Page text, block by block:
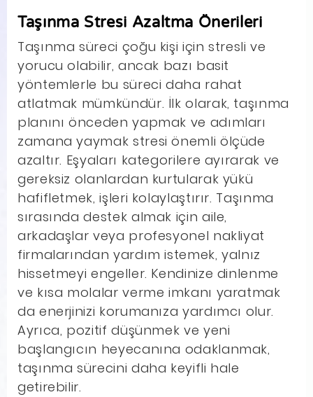
Taşınma Stresi Azaltma Önerileri
Taşınma süreci çoğu kişi için stresli ve
yorucu olabilir, ancak bazı basit
yöntemlerle bu süreci daha rahat
atlatmak mümkündür. İlk olarak, taşınma
planını önceden yapmak ve adımları
zamana yaymak stresi önemli ölçüde
azaltır. Eşyaları kategorilere ayırarak ve
gereksiz olanlardan kurtularak yükü
hafifletmek, işleri kolaylaştırır. Taşınma
sırasında destek almak için aile,
arkadaşlar veya profesyonel nakliyat
firmalarından yardım istemek, yalnız
hissetmeyi engeller. Kendinize dinlenme
ve kısa molalar verme imkanı yaratmak
da enerjinizi korumanıza yardımcı olur.
Ayrıca, pozitif düşünmek ve yeni
başlangıcın heyecanına odaklanmak,
taşınma sürecini daha keyifli hale
getirebilir.